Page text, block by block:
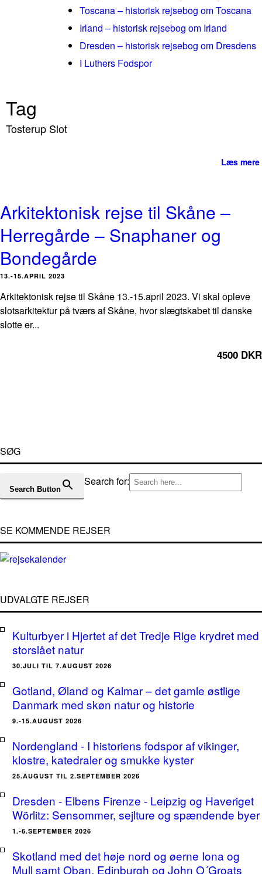
Toscana – historisk rejsebog om Toscana
Irland – historisk rejsebog om Irland
Dresden – historisk rejsebog om Dresdens
I Luthers Fodspor
Tag
Tosterup Slot
Læs mere
Arkitektonisk rejse til Skåne –
Herregårde – Snaphaner og
Bondegårde
13.-15.APRIL 2023
Arkitektonisk rejse til Skåne 13.-15.april 2023. Vi skal opleve
slotsarkitektur på tværs af Skåne, hvor slægtskabet til danske
slotte er...
4500 DKR
SØG
Search for:
Search Button
SE KOMMENDE REJSER
UDVALGTE REJSER
Kulturbyer i Hjertet af det Tredje Rige krydret med
storslået natur
30.JULI TIL 7.AUGUST 2026
Gotland, Øland og Kalmar – det gamle østlige
Danmark med skøn natur og historie
9.-15.AUGUST 2026
Nordengland - I historiens fodspor af vikinger,
klostre, katedraler og smukke kyster
25.AUGUST TIL 2.SEPTEMBER 2026
Dresden - Elbens Firenze - Leipzig og Haveriget
Wörlitz: Sensommer, sejlture og spændende byer
1.-6.SEPTEMBER 2026
Skotland med det høje nord og øerne Iona og
Mull samt Oban, Edinburgh og John O´Groats